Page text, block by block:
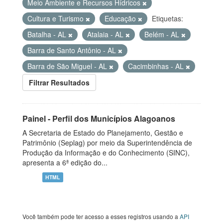
Meio Ambiente e Recursos Hídricos
Cultura e Turismo
Educação
Etiquetas:
Batalha - AL
Atalaia - AL
Belém - AL
Barra de Santo Antônio - AL
Barra de São Miguel - AL
Cacimbinhas - AL
Filtrar Resultados
Painel - Perfil dos Municípios Alagoanos
A Secretaria de Estado do Planejamento, Gestão e
Patrimônio (Seplag) por meio da Superintendência de
Produção da Informação e do Conhecimento (SINC),
apresenta a 6ª edição do...
HTML
Você também pode ter acesso a esses registros usando a API